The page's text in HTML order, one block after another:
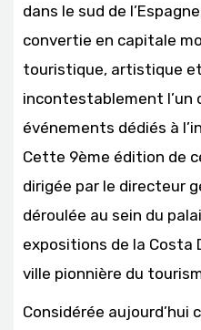
dans le sud de
convertie en capitale
touristique, artistique et
incontestablement l’un
événements dédiés à
Cette 9ème édition de
dirigée par le directeur
déroulée au sein du
expositions de la Costa
ville pionnière du
Considérée aujourd’hui